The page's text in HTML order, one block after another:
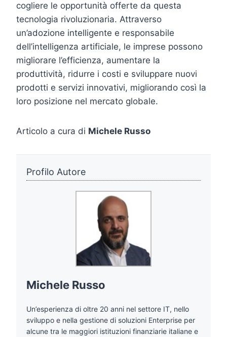
cogliere le opportunità offerte da questa
tecnologia rivoluzionaria. Attraverso
un’adozione intelligente e responsabile
dell’intelligenza artificiale, le imprese possono
migliorare l’efficienza, aumentare la
produttività, ridurre i costi e sviluppare nuovi
prodotti e servizi innovativi, migliorando così la
loro posizione nel mercato globale.
Articolo a cura di Michele Russo
Profilo Autore
Michele Russo
Un’esperienza di oltre 20 anni nel settore IT, nello
sviluppo e nella gestione di soluzioni Enterprise per
alcune tra le maggiori istituzioni finanziarie italiane e